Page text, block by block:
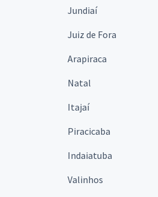
Jundiaí
Juiz de Fora
Arapiraca
Natal
Itajaí
Piracicaba
Indaiatuba
Valinhos